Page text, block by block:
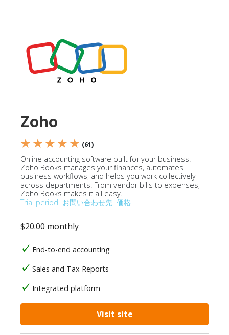
Zoho
★ ★ ★ ★ ★ (61)
Online accounting software built for your business.
Zoho Books manages your finances, automates
business workflows, and helps you work collectively
across departments. From vendor bills to expenses,
Zoho Books makes it all easy.
Trial period お問い合わせ先 価格
$20.00 monthly
End-to-end accounting
Sales and Tax Reports
Integrated platform
Visit site